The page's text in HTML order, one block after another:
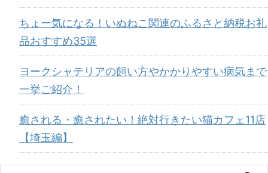
ちょー気になる！いぬねこ関連のふるさと納税お礼
品おすすめ35選
ヨークシャテリアの飼い方やかかりやすい病気まで
一挙ご紹介！
癒される・癒されたい！絶対行きたい猫カフェ11店
【埼玉編】